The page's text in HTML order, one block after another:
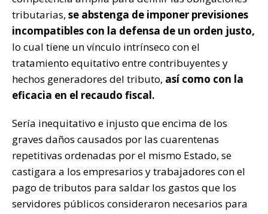
tributarias, se abstenga de imponer previsiones
incompatibles con la defensa de un orden justo,
lo cual tiene un vínculo intrínseco con el
tratamiento equitativo entre contribuyentes y
hechos generadores del tributo, así como con la
eficacia en el recaudo fiscal.
Sería inequitativo e injusto que encima de los
graves daños causados por las cuarentenas
repetitivas ordenadas por el mismo Estado, se
castigara a los empresarios y trabajadores con el
pago de tributos para saldar los gastos que los
servidores públicos consideraron necesarios para